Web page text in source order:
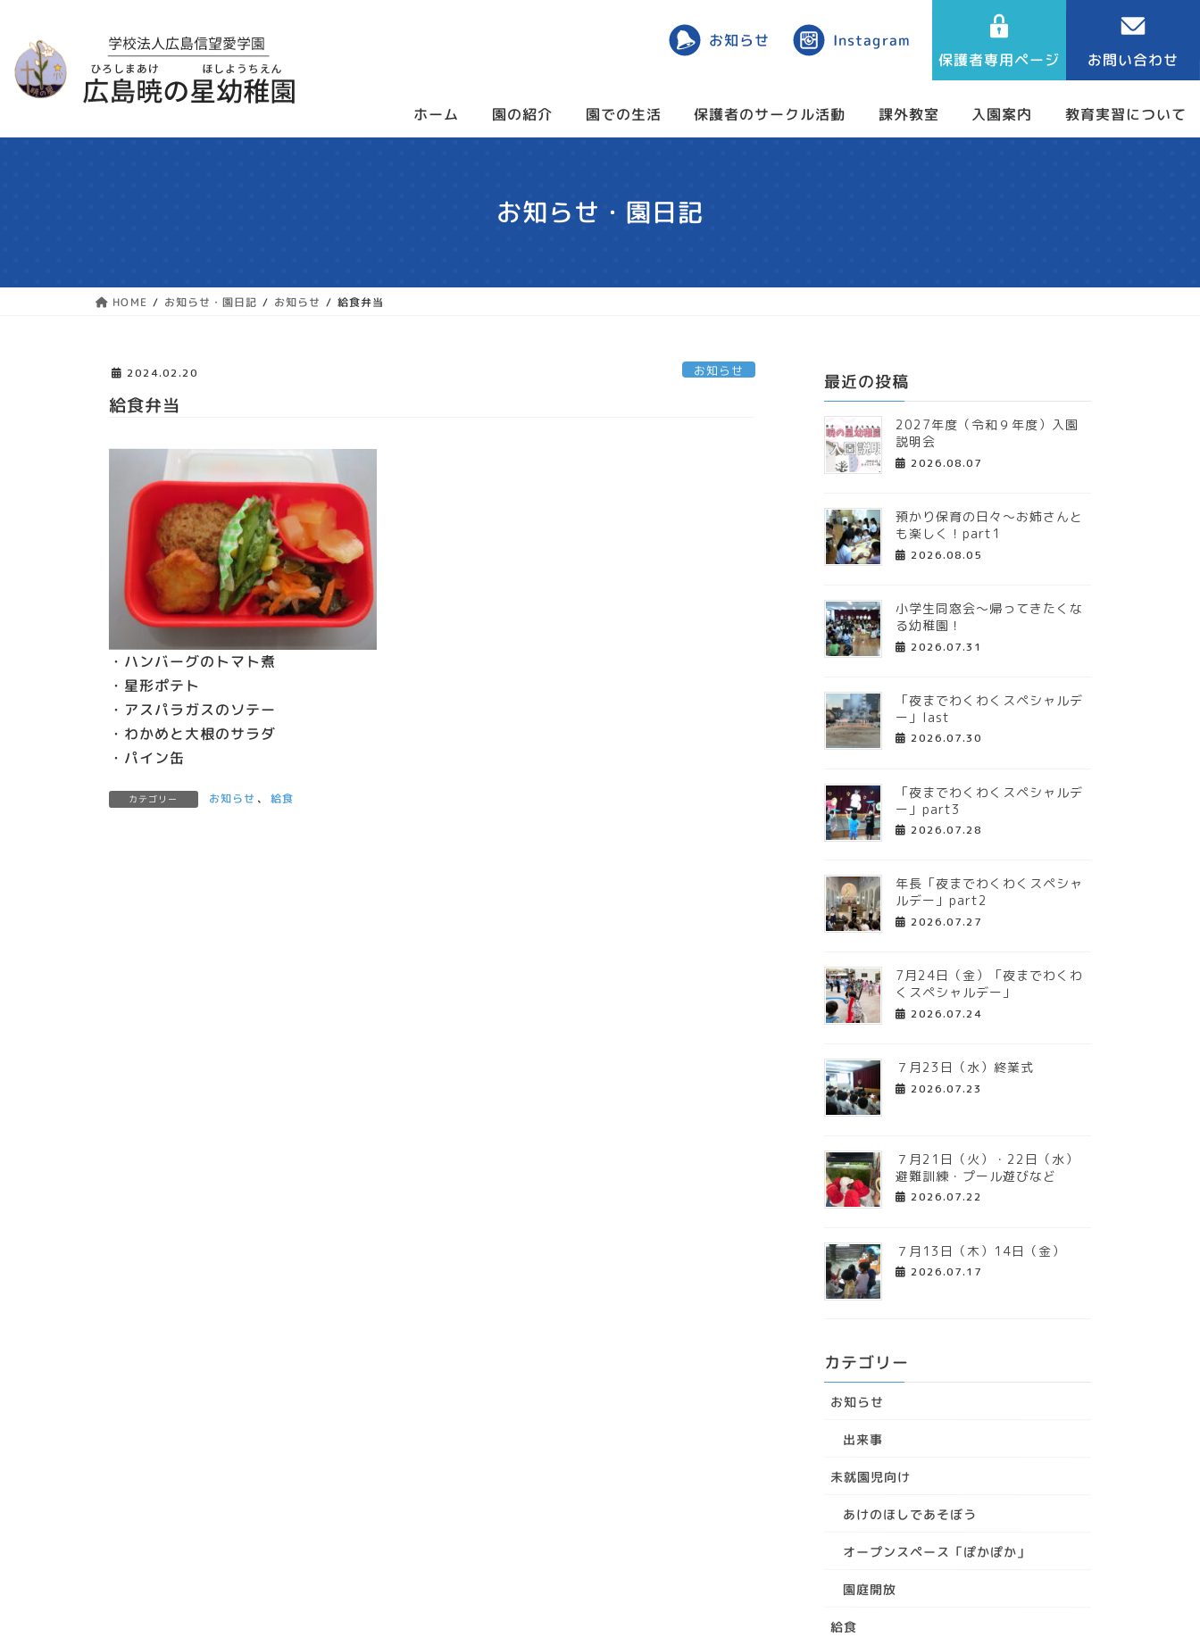
お知らせ Instagram
保護者専用ページ お問い合わせ
ホーム 園の紹介 園での生活 保護者のサークル活動 課外教室 入園案内 教育実習について
お知らせ・園日記
HOME お知らせ・園日記 お知らせ 給食弁当
2024.02.20 お知らせ
給食弁当
・ハンバーグのトマト煮
・星形ポテト
・アスパラガスのソテー
・わかめと大根のサラダ
・パイン缶
カテゴリー お知らせ 、 給食
最近の投稿
2027年度（令和９年度）入園
説明会
2026.08.07
預かり保育の日々～お姉さんと
も楽しく！part1
2026.08.05
小学生同窓会～帰ってきたくな
る幼稚園！
2026.07.31
「夜までわくわくスペシャルデ
ー」last
2026.07.30
「夜までわくわくスペシャルデ
ー」part3
2026.07.28
年長「夜までわくわくスペシャ
ルデー」part2
2026.07.27
7月24日（金）「夜までわくわ
くスペシャルデー」
2026.07.24
７月23日（水）終業式
2026.07.23
７月21日（火）・22日（水）
避難訓練・プール遊びなど
2026.07.22
７月13日（木）14日（金）
2026.07.17
カテゴリー
お知らせ
出来事
未就園児向け
あけのほしであそぼう
オープンスペース「ぽかぽか」
園庭開放
給食